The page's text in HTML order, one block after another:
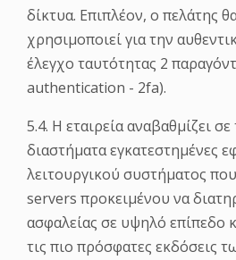
δίκτυα. Επιπλέον, ο πελάτης
χρησιμοποιεί για την
έλεγχο ταυτότητας 2
authentication - 2fa).
5.4. Η εταιρεία αναβαθμίζει
διαστήματα εγκατεστημένες
λειτουργικού συστήματος
servers προκειμένου να
ασφαλείας σε υψηλό επίπεδο
τις πιο πρόσφατες εκδόσεις